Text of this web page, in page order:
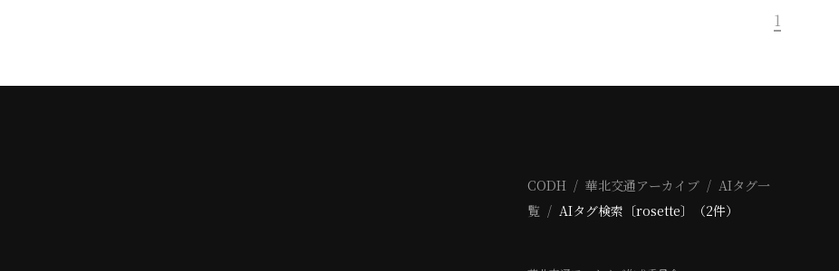
1
CODH 華北交通アーカイブ
AIタグ一
覧
AIタグ検索〔rosette〕（2件）